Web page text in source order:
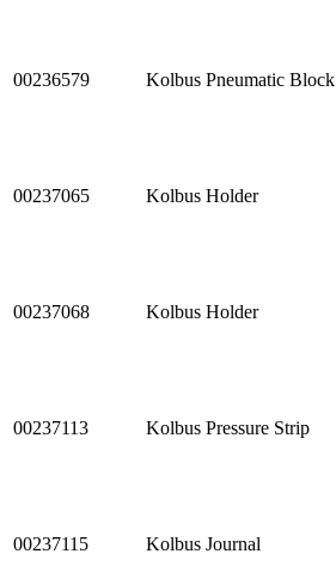
00236579 Kolbus Pneumatic Block
00237065 Kolbus Holder
00237068 Kolbus Holder
00237113 Kolbus Pressure Strip
00237115 Kolbus Journal